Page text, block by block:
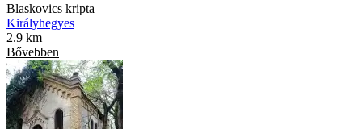
Blaskovics kripta
Királyhegyes
2.9 km
Bővebben